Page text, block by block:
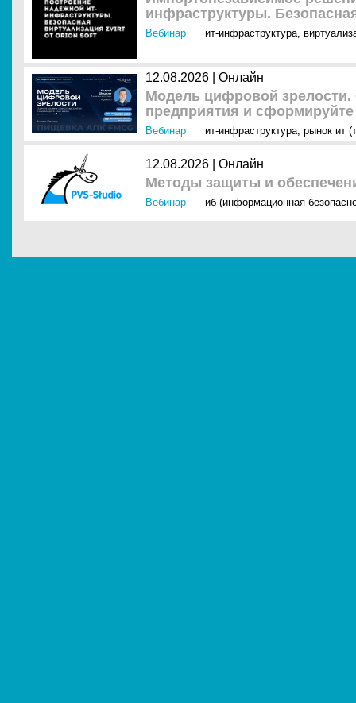
инфраструктуры.
Вебинар ит-инфраструктура,
12.08.2026 | Онлайн
Модель цифровой зрелости.
предприятия и
Вебинар ит-инфраструктура, рынок ит
12.08.2026 | Онлайн
Методы защиты и
Вебинар иб (информационная